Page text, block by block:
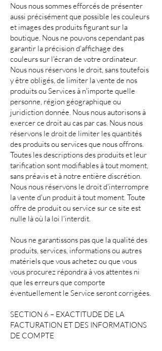
Nous nous sommes efforcés de présenter
aussi précisément que possible les couleurs
et images des produits figurant sur la
boutique. Nous ne pouvons cependant pas
garantir la précision d'affichage des
couleurs sur l'écran de votre ordinateur.
Nous nous réservons le droit, sans toutefois
y être obligés, de limiter la vente de nos
produits ou Services à n'importe quelle
personne, région géographique ou
juridiction donnée. Nous nous autorisons à
exercer ce droit au cas par cas. Nous nous
réservons le droit de limiter les quantités
des produits ou services que nous offrons.
Toutes les descriptions des produits et leur
tarification sont modifiables à tout moment,
sans préavis et à notre entière discrétion.
Nous nous réservons le droit d'interrompre
la vente d'un produit à tout moment. Toute
offre de produit ou service sur ce site est
nulle là où la loi l'interdit.
Nous ne garantissons pas que la qualité des
produits, services, informations ou autres
matériels que vous achetez ou que vous
vous procurez répondra à vos attentes ni
que les erreurs que comporte
éventuellement le Service seront corrigées.
SECTION 6 – EXACTITUDE DE LA
FACTURATION ET DES INFORMATIONS
DE COMPTE